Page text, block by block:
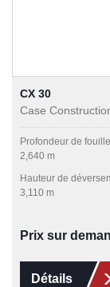
CX 30
Case
Profondeur de
2,640 m
Hauteur de
3,110 m
Prix sur
Détails